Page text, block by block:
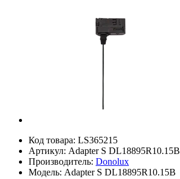
Код товара: LS365215
Артикул: Adapter S DL18895R10.15B
Производитель: Donolux
Модель: Adapter S DL18895R10.15B